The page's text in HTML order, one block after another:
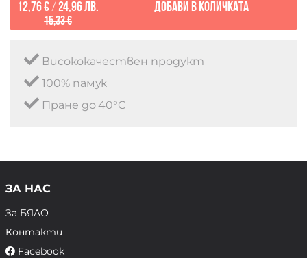
12,76 €/ 24,96 лв.
15,33 €
Добави в количката
Висококачествен продукт
100% памук
Пране до 40°C
ЗА НАС
За БЯЛО
Контакти
Facebook